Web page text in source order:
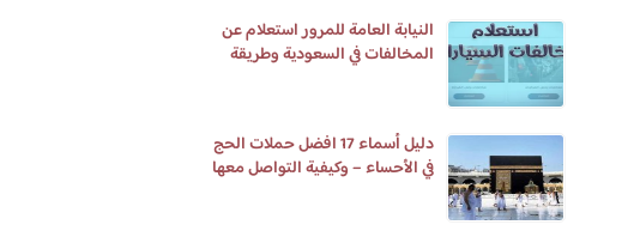
النيابة العامة للمرور استعلام عن
المخالفات في السعودية وطريقة
دليل أسماء 17 افضل حملات الحج
في الأحساء – وكيفية التواصل معها